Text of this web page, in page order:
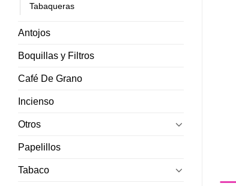
Tabaqueras
Antojos
Boquillas y Filtros
Café De Grano
Incienso
Otros
Papelillos
Tabaco